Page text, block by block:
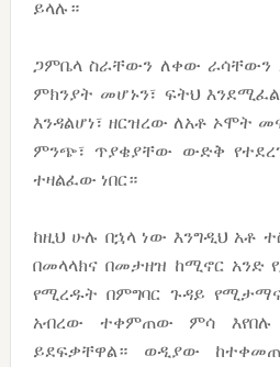
ይላሉ።
ጋምቤላ ስራቸውን ለቀው ራሳቸውን
ምክንያት መሆኑን፣ ፍትህ
እንዳልሆነ፣ ዘርዝረው ለአቶ ኦሞት
ምንጭ፣ ጥያቄያቸው ውድቅ
ተዛልፈው ነበር።
ከዚህ ሁሉ በኋላ ነው እንግዲህ አቶ
በመላላክና በመታዘዝ ከሚኖር አንድ
የሚረዱት በምግባር ጉዳይ
አብረው ተቀምጠው ምሳ እየበሉ
ይደፍቃቸዋል። ወዲያው